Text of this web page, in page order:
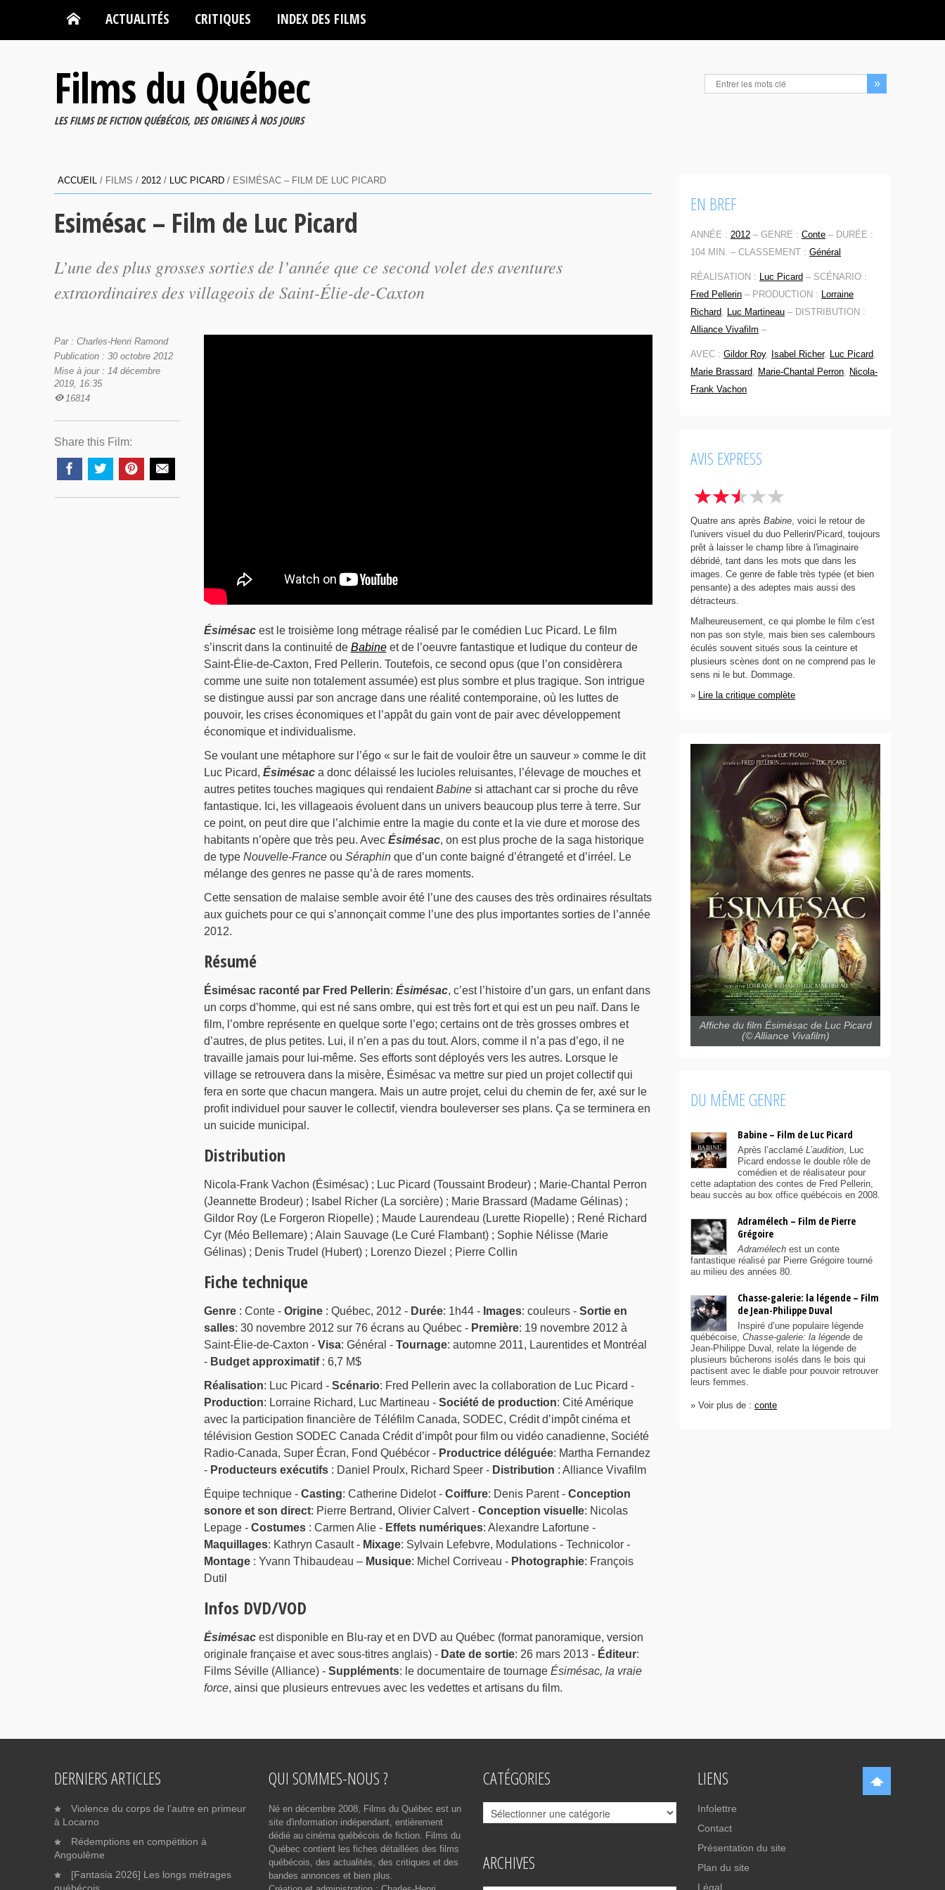
ACTUALITÉS CRITIQUES INDEX DES FILMS
Films du Québec
LES FILMS DE FICTION QUÉBÉCOIS, DES ORIGINES À NOS JOURS
ACCUEIL / FILMS / 2012 / LUC PICARD / ESIMÉSAC – FILM DE LUC PICARD
Esimésac – Film de Luc Picard
L’une des plus grosses sorties de l’année que ce second volet des aventures
extraordinaires des villageois de Saint-Élie-de-Caxton
Par : Charles-Henri Ramond
Publication : 30 octobre 2012
Mise à jour : 14 décembre
2019, 16:35
16814
Share this Film:
Ésimésacest le troisième long métrage réalisé par le comédien Luc Picard. Le film
s’inscrit dans la continuité de Babineet de l’oeuvre fantastique et ludique du conteur de
Saint-Élie-de-Caxton, Fred Pellerin. Toutefois, ce second opus (que l’on considèrera
comme une suite non totalement assumée) est plus sombre et plus tragique. Son intrigue
se distingue aussi par son ancrage dans une réalité contemporaine, où les luttes de
pouvoir, les crises économiques et l’appât du gain vont de pair avec développement
économique et individualisme.
Se voulant une métaphore sur l’égo « sur le fait de vouloir être un sauveur » comme le dit
Luc Picard, Ésimésaca donc délaissé les lucioles reluisantes, l’élevage de mouches et
autres petites touches magiques qui rendaientBabinesi attachant car si proche du rêve
fantastique. Ici, les villageaois évoluent dans un univers beaucoup plus terre à terre. Sur
ce point, on peut dire que l’alchimie entre la magie du conte et la vie dure et morose des
habitants n’opère que très peu. Avec Ésimésac, on est plus proche de la saga historique
de type Nouvelle-Franceou Séraphinque d’un conte baigné d’étrangeté et d’irréel. Le
mélange des genres ne passe qu’à de rares moments.
Cette sensation de malaise semble avoir été l’une des causes des très ordinaires résultats
aux guichets pour ce qui s’annonçait comme l’une des plus importantes sorties de l’année
2012.
Résumé
Ésimésac raconté par Fred Pellerin: Ésimésac, c’est l’histoire d’un gars, un enfant dans
un corps d’homme, qui est né sans ombre, qui est très fort et qui est un peu naïf. Dans le
film, l’ombre représente en quelque sorte l’ego; certains ont de très grosses ombres et
d’autres, de plus petites. Lui, il n’en a pas du tout. Alors, comme il n’a pas d’ego, il ne
travaille jamais pour lui-même. Ses efforts sont déployés vers les autres. Lorsque le
village se retrouvera dans la misère, Ésimésac va mettre sur pied un projet collectif qui
fera en sorte que chacun mangera. Mais un autre projet, celui du chemin de fer, axé sur le
profit individuel pour sauver le collectif, viendra bouleverser ses plans. Ça se terminera en
un suicide municipal.
Distribution
Nicola-Frank Vachon (Ésimésac) ; Luc Picard (Toussaint Brodeur) ; Marie-Chantal Perron
(Jeannette Brodeur) ; Isabel Richer (La sorcière) ; Marie Brassard (Madame Gélinas) ;
Gildor Roy (Le Forgeron Riopelle) ; Maude Laurendeau (Lurette Riopelle) ; René Richard
Cyr (Méo Bellemare) ; Alain Sauvage (Le Curé Flambant) ; Sophie Nélisse (Marie
Gélinas) ; Denis Trudel (Hubert) ; Lorenzo Diezel ; Pierre Collin
Fiche technique
Genre: Conte - Origine: Québec, 2012 - Durée: 1h44 - Images: couleurs - Sortie en
salles: 30 novembre 2012 sur 76 écrans au Québec - Première: 19 novembre 2012 à
Saint-Élie-de-Caxton - Visa: Général - Tournage: automne 2011, Laurentides et Montréal
- Budget approximatif: 6,7 M$
Réalisation: Luc Picard - Scénario: Fred Pellerin avec la collaboration de Luc Picard -
Production: Lorraine Richard, Luc Martineau - Société de production: Cité Amérique
avec la participation financière de Téléfilm Canada, SODEC, Crédit d’impôt cinéma et
télévision Gestion SODEC Canada Crédit d’impôt pour film ou vidéo canadienne, Société
Radio-Canada, Super Écran, Fond Québécor - Productrice déléguée: Martha Fernandez
- Producteurs exécutifs: Daniel Proulx, Richard Speer - Distribution : Alliance Vivafilm
Équipe technique - Casting: Catherine Didelot - Coiffure: Denis Parent - Conception
sonore et son direct: Pierre Bertrand, Olivier Calvert - Conception visuelle: Nicolas
Lepage - Costumes: Carmen Alie - Effets numériques: Alexandre Lafortune -
Maquillages: Kathryn Casault - Mixage: Sylvain Lefebvre, Modulations - Technicolor -
Montage: Yvann Thibaudeau – Musique: Michel Corriveau - Photographie: François
Dutil
Infos DVD/VOD
Ésimésacest disponible en Blu-ray et en DVD au Québec (format panoramique, version
originale française et avec sous-titres anglais) - Date de sortie: 26 mars 2013 - Éditeur:
Films Séville (Alliance) - Suppléments: le documentaire de tournage Ésimésac, la vraie
force, ainsi que plusieurs entrevues avec les vedettes et artisans du film.
EN BREF
ANNÉE : 2012 – GENRE : Conte – DURÉE :
104 MIN. – CLASSEMENT : Général
RÉALISATION : Luc Picard – SCÉNARIO :
Fred Pellerin – PRODUCTION : Lorraine
Richard, Luc Martineau – DISTRIBUTION :
Alliance Vivafilm –
AVEC : Gildor Roy, Isabel Richer, Luc Picard,
Marie Brassard, Marie-Chantal Perron, Nicola-
Frank Vachon
AVIS EXPRESS
Quatre ans après Babine, voici le retour de
l'univers visuel du duo Pellerin/Picard, toujours
prêt à laisser le champ libre à l'imaginaire
débridé, tant dans les mots que dans les
images. Ce genre de fable très typée (et bien
pensante) a des adeptes mais aussi des
détracteurs.
Malheureusement, ce qui plombe le film c'est
non pas son style, mais bien ses calembours
éculés souvent situés sous la ceinture et
plusieurs scènes dont on ne comprend pas le
sens ni le but. Dommage.
» Lire la critique complète
Affiche du film Ésimésac de Luc Picard
(© Alliance Vivafilm)
DU MÊME GENRE
Babine – Film de Luc Picard
Après l’acclamé L’audition , Luc
Picard endosse le double rôle de
comédien et de réalisateur pour
cette adaptation des contes de Fred Pellerin,
beau succès au box office québécois en 2008.
Adramélech – Film de Pierre
Grégoire
Adramélech est un conte
fantastique réalisé par Pierre Grégoire tourné
au milieu des années 80.
Chasse-galerie: la légende – Film
de Jean-Philippe Duval
Inspiré d’une populaire légende
québécoise, Chasse-galerie: la légende de
Jean-Philippe Duval, relate la légende de
plusieurs bûcherons isolés dans le bois qui
pactisent avec le diable pour pouvoir retrouver
leurs femmes.
» Voir plus de : conte
DERNIERS ARTICLES
Violence du corps de l’autre en primeur
à Locarno
Rédemptions en compétition à
Angoulême
[Fantasia 2026] Les longs métrages
québécois
QUI SOMMES-NOUS ?
Né en décembre 2008, Films du Québec est un
site d'information indépendant, entièrement
dédié au cinéma québécois de fiction. Films du
Québec contient les fiches détaillées des films
québécois, des actualités, des critiques et des
bandes annonces et bien plus.
CATÉGORIES
Catégories
ARCHIVES
LIENS
Infolettre
Contact
Présentation du site
Plan du site
Légal